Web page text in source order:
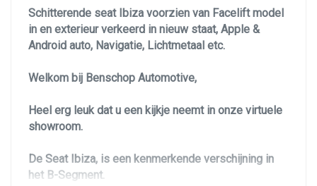
Vervolgbotsing preventie
Voorstoelen verwarmd
Achterbank in delen neerklapbaar
Airco automatisch
Schitterende seat Ibiza voorzien van Facelift model
in en exterieur verkeerd in nieuw staat, Apple &
Android auto, Navigatie, Lichtmetaal etc.
Welkom bij Benschop Automotive,
Heel erg leuk dat u een kijkje neemt in onze virtuele
showroom.
De Seat Ibiza, is een kenmerkende verschijning in
het B-Segment.